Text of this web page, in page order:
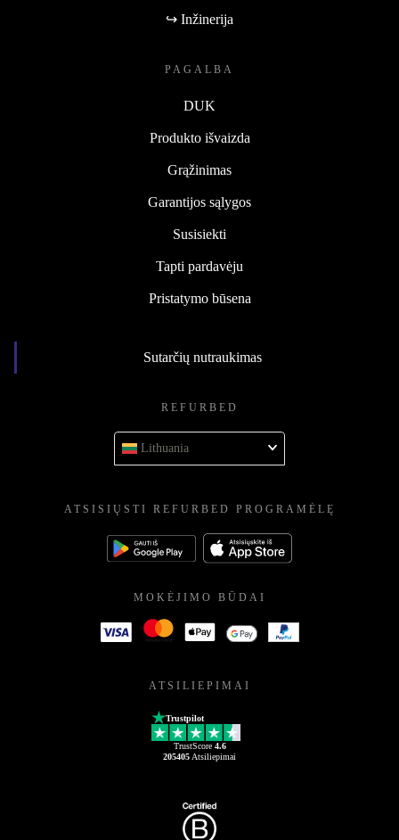
↪ Inžinerija
PAGALBA
DUK
Produkto išvaizda
Grąžinimas
Garantijos sąlygos
Susisiekti
Tapti pardavėju
Pristatymo būsena
Sutarčių nutraukimas
REFURBED
Lithuania
ATSISIŲSTI REFURBED PROGRAMĖLĘ
MOKĖJIMO BŪDAI
ATSILIEPIMAI
Trustpilot
TrustScore 4.6
205405 Atsiliepimai